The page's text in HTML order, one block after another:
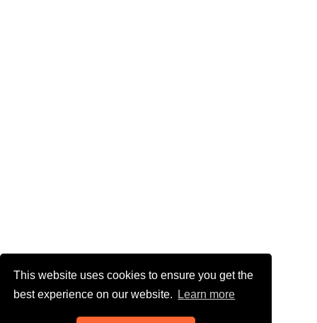
This website uses cookies to ensure you get the
best experience on our website.
Learn more